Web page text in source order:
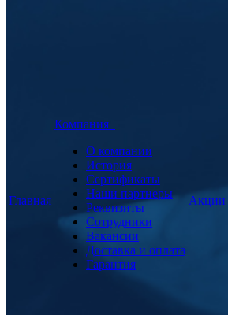
Главная
Компания
О компании
История
Сертификаты
Наши партнеры
Реквизиты
Сотрудники
Вакансии
Доставка и оплата
Гарантия
Акции